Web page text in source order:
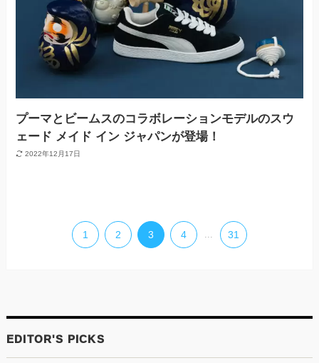
プーマとビームスのコラボレーションモデルのスウ
ェード メイド イン ジャパンが登場！
2022年12月17日
1 2 3 4 31